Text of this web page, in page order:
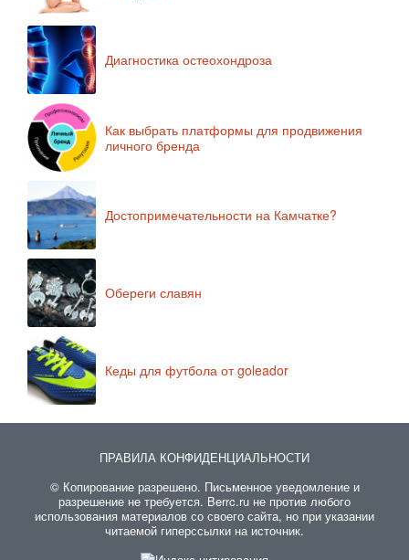
Диагностика остеохондроза
Как выбрать платформы для продвижения
личного бренда
Достопримечательности на Камчатке?
Обереги славян
Кеды для футбола от goleador
ПРАВИЛА КОНФИДЕНЦИАЛЬНОСТИ
© Копирование разрешено. Письменное уведомление и
разрешение не требуется. Berrc.ru не против любого
использования материалов со своего сайта, но при указании
читаемой гиперссылки на источник.